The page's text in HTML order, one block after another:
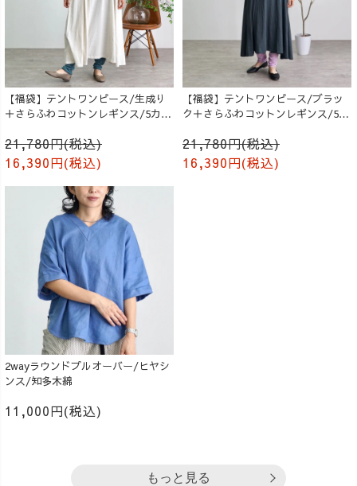
【福袋】テントワンピース/生成り
＋さらふわコットンレギンス/5カラ
21,780円(税込)
16,390円(税込)
【福袋】テントワンピース/ブラッ
ク＋さらふわコットンレギンス/5カ
21,780円(税込)
16,390円(税込)
2wayラウンドプルオーバー/ヒヤシ
ンス/知多木綿
11,000円(税込)
もっと見る